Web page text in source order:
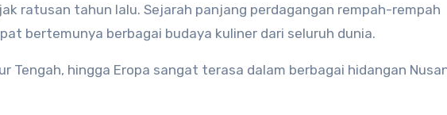
ratusan tahun lalu. Sejarah panjang perdagangan rempah-rempah
bertemunya berbagai budaya kuliner dari seluruh dunia.
Tengah, hingga Eropa sangat terasa dalam berbagai hidangan